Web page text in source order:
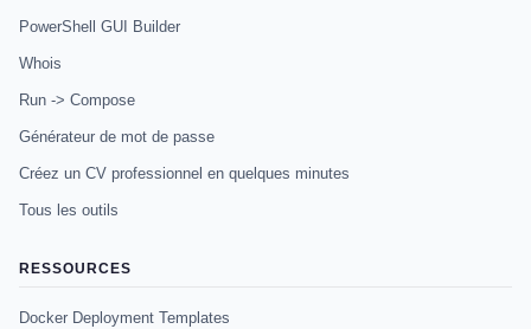
PowerShell GUI Builder
Whois
Run -> Compose
Générateur de mot de passe
Créez un CV professionnel en quelques minutes
Tous les outils
RESSOURCES
Docker Deployment Templates